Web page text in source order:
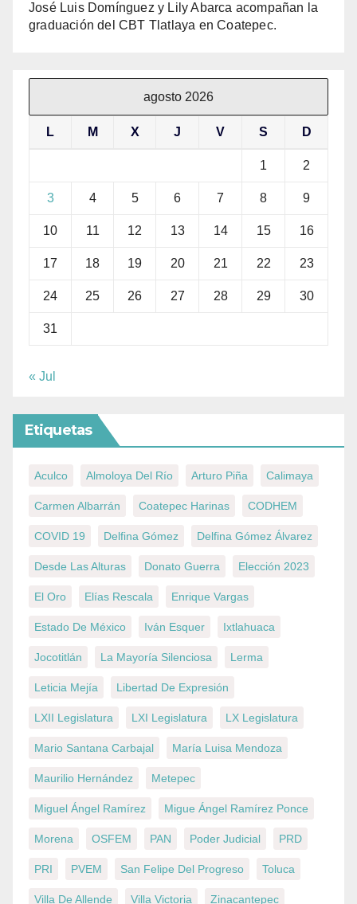
José Luis Domínguez y Lily Abarca acompañan la
graduación del CBT Tlatlaya en Coatepec.
agosto 2026
L M X J V S D
1 2
3 4 5 6 7 8 9
10 11 12 13 14 15 16
17 18 19 20 21 22 23
24 25 26 27 28 29 30
31
« Jul
Etiquetas
Aculco Almoloya Del Río Arturo Piña Calimaya
Carmen Albarrán Coatepec Harinas CODHEM
COVID 19 Delfina Gómez Delfina Gómez Álvarez
Desde Las Alturas Donato Guerra Elección 2023
El Oro Elías Rescala Enrique Vargas
Estado De México Iván Esquer Ixtlahuaca
Jocotitlán La Mayoría Silenciosa Lerma
Leticia Mejía Libertad De Expresión
LXII Legislatura LXI Legislatura LX Legislatura
Mario Santana Carbajal María Luisa Mendoza
Maurilio Hernández Metepec
Miguel Ángel Ramírez Migue Ángel Ramírez Ponce
Morena OSFEM PAN Poder Judicial PRD
PRI PVEM San Felipe Del Progreso Toluca
Villa De Allende Villa Victoria Zinacantepec